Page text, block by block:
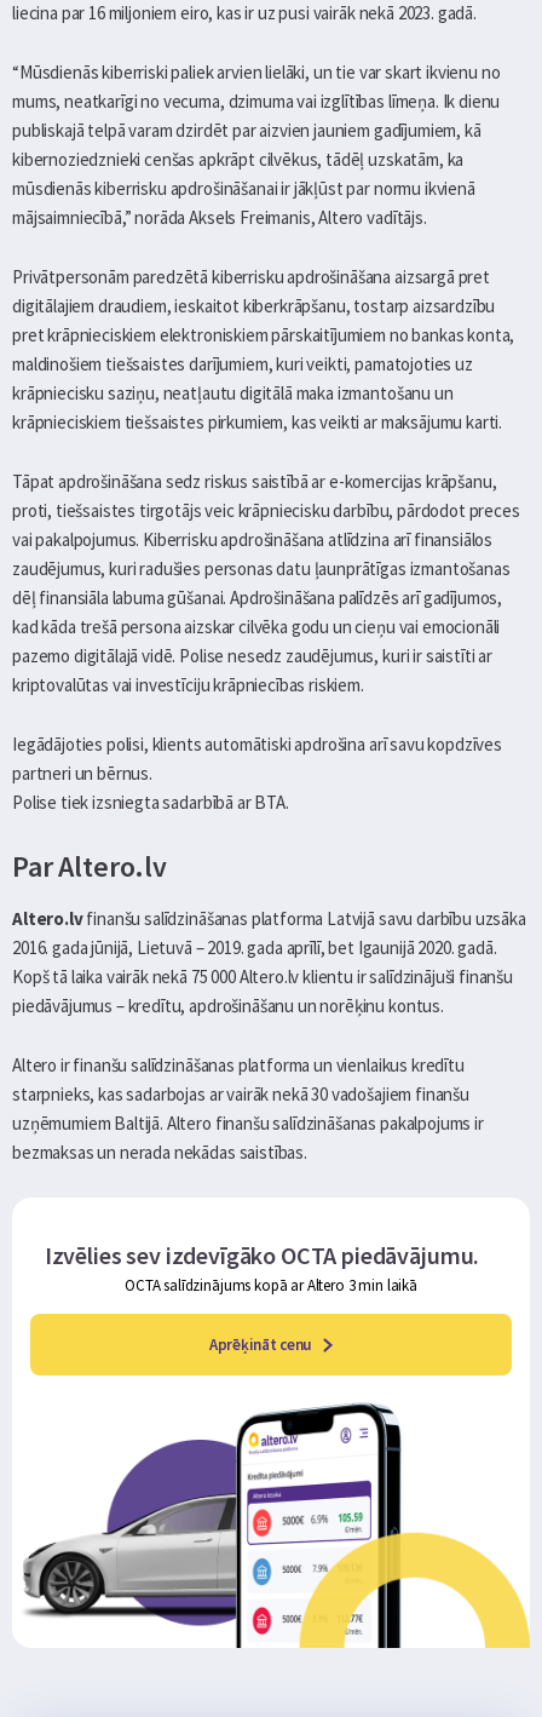
liecina par 16 miljoniem eiro, kas ir uz pusi vairāk nekā 2023. gadā.
“Mūsdienās kiberriski paliek arvien lielāki, un tie var skart ikvienu no
mums, neatkarīgi no vecuma, dzimuma vai izglītības līmeņa. Ik dienu
publiskajā telpā varam dzirdēt par aizvien jauniem gadījumiem, kā
kibernoziedznieki cenšas apkrāpt cilvēkus, tādēļ uzskatām, ka
mūsdienās kiberrisku apdrošināšanai ir jākļūst par normu ikvienā
mājsaimniecībā,” norāda Aksels Freimanis, Altero vadītājs.
Privātpersonām paredzētā kiberrisku apdrošināšana aizsargā pret
digitālajiem draudiem, ieskaitot kiberkrāpšanu, tostarp aizsardzību
pret krāpnieciskiem elektroniskiem pārskaitījumiem no bankas konta,
maldinošiem tiešsaistes darījumiem, kuri veikti, pamatojoties uz
krāpniecisku saziņu, neatļautu digitālā maka izmantošanu un
krāpnieciskiem tiešsaistes pirkumiem, kas veikti ar maksājumu karti.
Tāpat apdrošināšana sedz riskus saistībā ar e-komercijas krāpšanu,
proti, tiešsaistes tirgotājs veic krāpniecisku darbību, pārdodot preces
vai pakalpojumus. Kiberrisku apdrošināšana atlīdzina arī finansiālos
zaudējumus, kuri radušies personas datu ļaunprātīgas izmantošanas
dēļ finansiāla labuma gūšanai. Apdrošināšana palīdzēs arī gadījumos,
kad kāda trešā persona aizskar cilvēka godu un cieņu vai emocionāli
pazemo digitālajā vidē. Polise nesedz zaudējumus, kuri ir saistīti ar
kriptovalūtas vai investīciju krāpniecības riskiem.
Iegādājoties polisi, klients automātiski apdrošina arī savu kopdzīves
partneri un bērnus.
Polise tiek izsniegta sadarbībā ar BTA.
Par Altero.lv
Altero.lvfinanšu salīdzināšanas platforma Latvijā savu darbību uzsāka
2016. gada jūnijā, Lietuvā – 2019. gada aprīlī, bet Igaunijā 2020. gadā.
Kopš tā laika vairāk nekā 75 000 Altero.lv klientu ir salīdzinājuši finanšu
piedāvājumus – kredītu, apdrošināšanu un norēķinu kontus.
Altero ir finanšu salīdzināšanas platforma un vienlaikus kredītu
starpnieks, kas sadarbojas ar vairāk nekā 30 vadošajiem finanšu
uzņēmumiem Baltijā. Altero finanšu salīdzināšanas pakalpojums ir
bezmaksas un nerada nekādas saistības.
Izvēlies sev izdevīgāko OCTA piedāvājumu.
OCTA salīdzinājums kopā ar Altero 3 min laikā
Aprēķināt cenu